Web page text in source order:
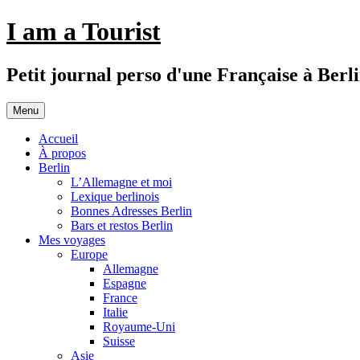
Aller
au
I am a Tourist
Petit journal perso d'une Française à
Menu
Accueil
À propos
Berlin
L’Allemagne et moi
Lexique berlinois
Bonnes Adresses Berlin
Bars et restos Berlin
Mes voyages
Europe
Allemagne
Espagne
France
Italie
Royaume-Uni
Suisse
Asie